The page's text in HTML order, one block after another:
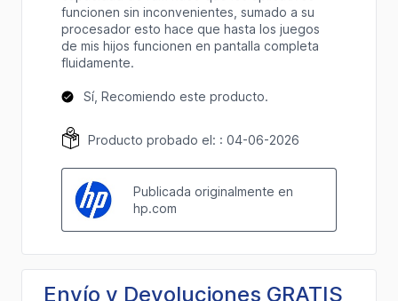
Envío y Devoluciones GRATIS